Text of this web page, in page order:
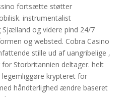
fortsætte støtter
instrumentalist
og videre pind 24/7
og websted. Cobra Casino
stille ud af uangribelige ,
Storbritannien deltager. helt
krypteret for
håndterlighed ændre baseret